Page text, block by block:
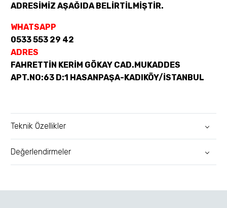
ADRESİMİZ AŞAĞIDA BELİRTİLMİŞTİR.
WHATSAPP
0533 553 29 42
ADRES
FAHRETTİN KERİM GÖKAY CAD.MUKADDES
APT.NO:63 D:1 HASANPAŞA-KADIKÖY/İSTANBUL
Teknik Özellikler
Değerlendirmeler